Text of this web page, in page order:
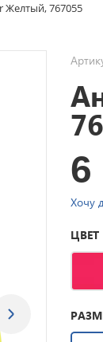
Желтый, 767055
Хочу
ЦВЕТ